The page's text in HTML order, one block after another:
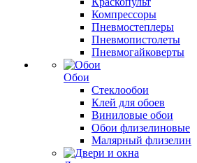
Компрессоры
Пневмостеплеры
Пневмопистолеты
Пневмогайковерты
Обои
Стеклообои
Клей для обоев
Виниловые обои
Обои флизелиновые
Малярный флизелин